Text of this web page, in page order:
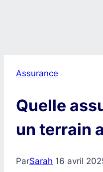
Assurance
Quelle
un terrain
ParSarah 16 avril